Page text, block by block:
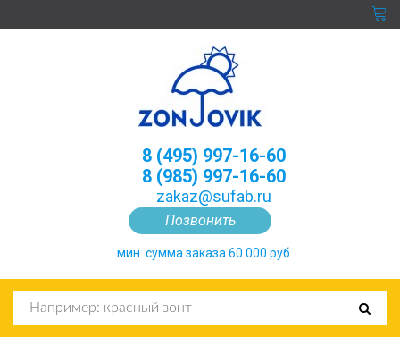
Позвонить
8 (495) 997-16-60
8 (985) 997-16-60
zakaz@sufab.ru
мин. сумма заказа 60 000 руб.